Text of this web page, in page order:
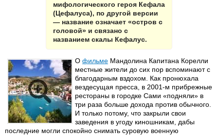
мифологического героя Кефала
(Цефалуса), по другой версии
— название означает «остров с
головой» и связано с
названием скалы Кефалус.
О фильме Мандолина Капитана Корелли
местные жители до сих пор вспоминают с
благодарным вздохом. Как пронюхала
вездесущая пресса, в 2001-м прибрежные
рестораны в городке Сами «подняли» в
три раза больше дохода против обычного.
И только потому, что закрыли свои
заведения в угоду киношникам, дабы
последние могли спокойно снимать суровую военную